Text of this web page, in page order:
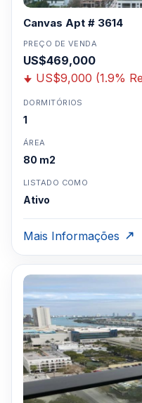
Canvas Apt # 3614
PREÇO DE VENDA
US$469,000
US$9,000 (1.9%
DORMITÓRIOS
1
ÁREA
80 m2
LISTADO COMO
Ativo
Mais Informações